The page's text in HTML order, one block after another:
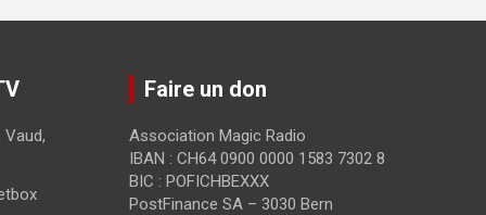
Vaud,
Faire un don
Association Magic Radio
IBAN : CH64 0900 0000 1583 7302 8
BIC : POFICHBEXXX
PostFinance SA – 3030 Bern